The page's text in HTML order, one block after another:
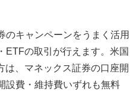
のキャンペーンをうまく活用
ETFの取引が行えます。米国
は、マネックス証券の口座開
設費・維持費いずれも無料